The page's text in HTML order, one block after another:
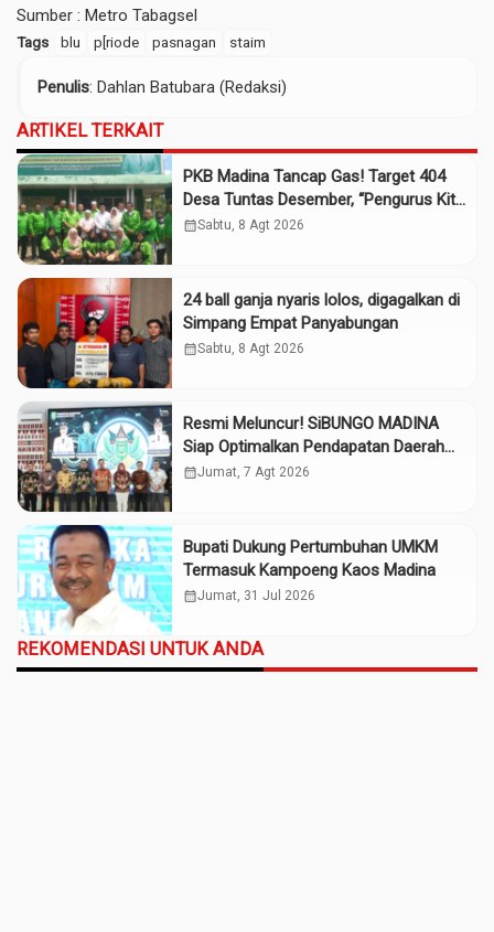
Sumber : Metro Tabagsel
Tags blu p[riode pasnagan staim
Penulis: Dahlan Batubara (Redaksi)
ARTIKEL TERKAIT
PKB Madina Tancap Gas! Target 404
Desa Tuntas Desember, “Pengurus Kita
Adalah Tokoh”
calendar_monthSabtu, 8 Agt 2026
24 ball ganja nyaris lolos, digagalkan di
Simpang Empat Panyabungan
calendar_monthSabtu, 8 Agt 2026
Resmi Meluncur! SiBUNGO MADINA
Siap Optimalkan Pendapatan Daerah
Madina
calendar_monthJumat, 7 Agt 2026
Bupati Dukung Pertumbuhan UMKM
Termasuk Kampoeng Kaos Madina
calendar_monthJumat, 31 Jul 2026
REKOMENDASI UNTUK ANDA